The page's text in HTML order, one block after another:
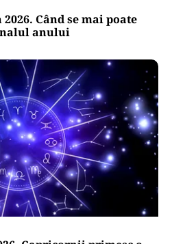
Când se mai poate
anului